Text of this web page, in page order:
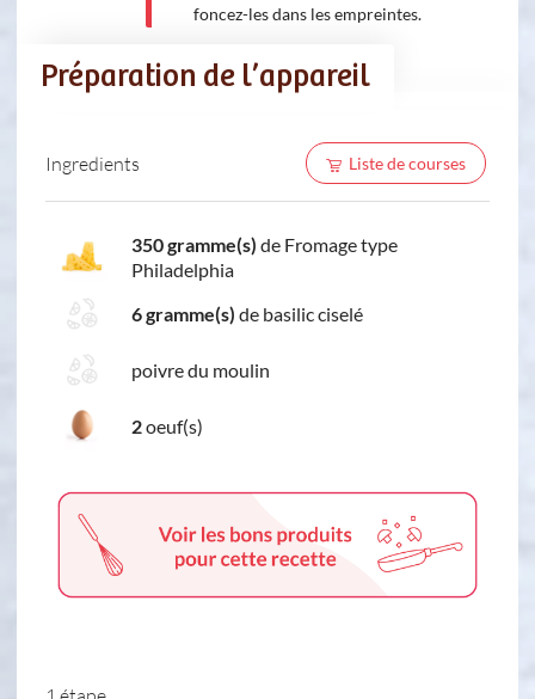
foncez-les dans les empreintes.
Préparation de l’appareil
Ingredients Liste de courses
350 gramme(s) de Fromage type
Philadelphia
6 gramme(s) de basilic ciselé
poivre du moulin
2oeuf(s)